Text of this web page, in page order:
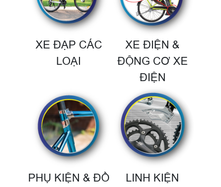
XE ĐẠP CÁC
LOẠI
XE ĐIỆN &
ĐỘNG CƠ XE
ĐIỆN
PHỤ KIỆN & ĐỒ
LINH KIỆN